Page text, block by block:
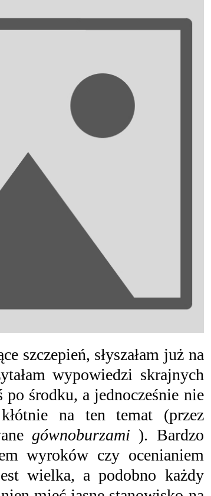
szczepień, słyszałam już na
wypowiedzi skrajnych
środku, a jednocześnie nie
na ten temat (przez
gównoburzami ). Bardzo
wyroków czy ocenianiem
wielka, a podobno każdy